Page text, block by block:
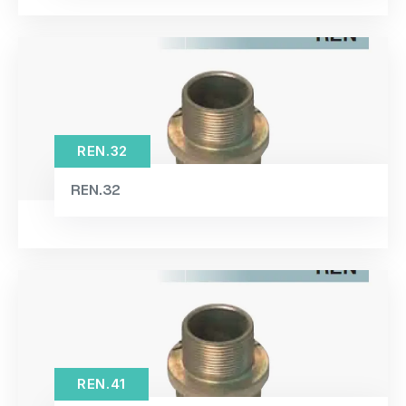
(1)
(1)
42×35×3mm / 1.24kg (1)
(1)
50×41×27mm / 0.23kg(1)
50×41×32mm / 0.23kg (1)
50×42×3mm / 1.41kg(1)
REN.32
REN.32
REN.41